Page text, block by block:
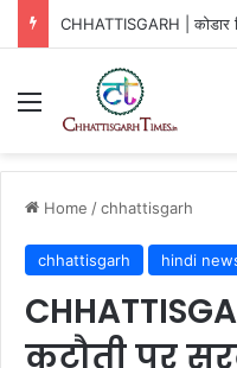
CHHATTISGARH | कोडार
Menu
Home /chhattisgarh
chhattisgarh hindi
कटौती पर